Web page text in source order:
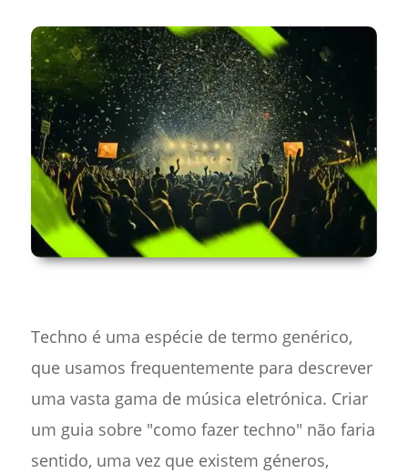
Techno é uma espécie de termo genérico,
que usamos frequentemente para descrever
uma vasta gama de música eletrónica. Criar
um guia sobre "como fazer techno" não faria
sentido, uma vez que existem géneros,